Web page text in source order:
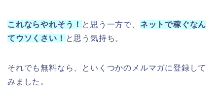
これならやれそう！ と思う一方で、 ネットで稼ぐなん
てウソくさい！ と思う気持ち。
それでも無料なら、といくつかのメルマガに登録して
みました。